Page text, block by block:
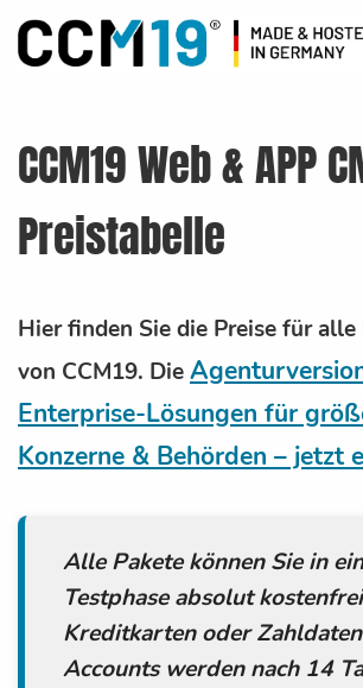
CCM19 Web & APP
Preistabelle
Hier finden Sie die Preise für
von CCM19. Die
Enterprise-Lösungen für
Konzerne & Behörden – jetzt
Alle Pakete können Sie in
Testphase absolut
Kreditkarten oder
Accounts werden nach 14